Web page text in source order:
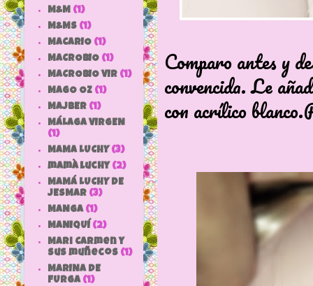
Comparo antes y
convencida. Le
con acrílico
M&M (1)
M&MS (1)
MACARIO (1)
MACROBIO (1)
MACROBIO VIR (1)
MAGO OZ (1)
MAJBER (1)
MÁLAGA VIRGEN
(1)
MAMA LUCHY (3)
mamà luchy (2)
MAMÁ LUCHY DE
JESMAR (3)
MANGA (1)
MANIQUÍ (2)
Mari Carmen y
sus muñecos (1)
MARINA DE
FURGA (1)